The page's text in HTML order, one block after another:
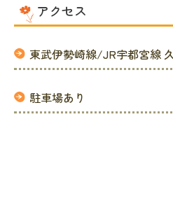
アクセス
東武伊勢崎線/JR宇都宮線
駐車場あり